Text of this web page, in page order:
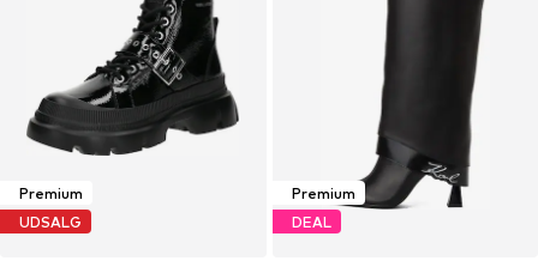
Premium
UDSALG
Premium
DEAL